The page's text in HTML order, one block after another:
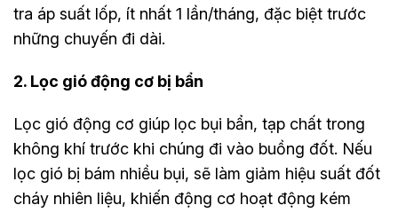
tra áp suất lốp, ít nhất 1 lần/tháng, đặc biệt trước
những chuyến đi dài.
2. Lọc gió động cơ bị bẩn
Lọc gió động cơ giúp lọc bụi bẩn, tạp chất trong
không khí trước khi chúng đi vào buồng đốt. Nếu
lọc gió bị bám nhiều bụi, sẽ làm giảm hiệu suất đốt
cháy nhiên liệu, khiến động cơ hoạt động kém